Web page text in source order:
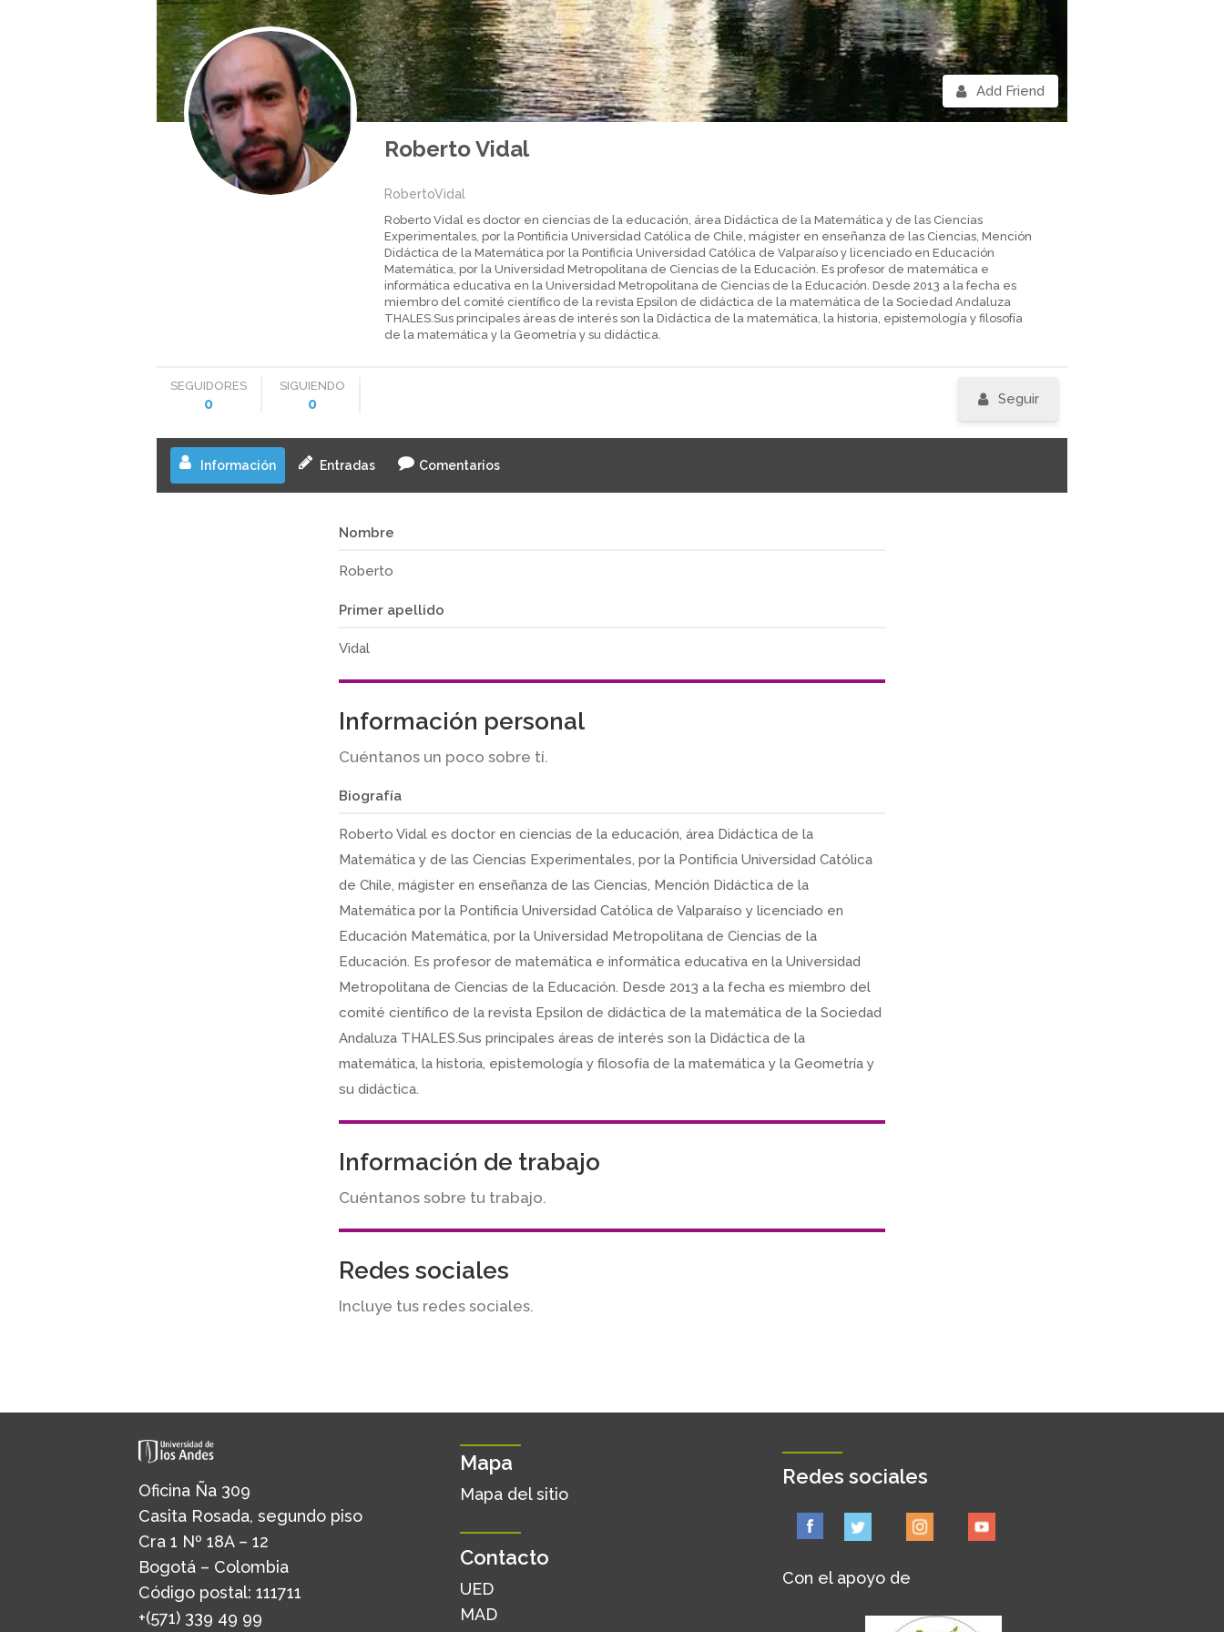
Add Friend
Roberto Vidal
RobertoVidal
Roberto Vidal es doctor en ciencias de la educación, área Didáctica de la Matemática y de las Ciencias
Experimentales, por la Pontificia Universidad Católica de Chile, mágister en enseñanza de las Ciencias, Mención
Didáctica de la Matemática por la Pontificia Universidad Católica de Valparaíso y licenciado en Educación
Matemática, por la Universidad Metropolitana de Ciencias de la Educación. Es profesor de matemática e
informática educativa en la Universidad Metropolitana de Ciencias de la Educación. Desde 2013 a la fecha es
miembro del comité científico de la revista Epsilon de didáctica de la matemática de la Sociedad Andaluza
THALES.Sus principales áreas de interés son la Didáctica de la matemática, la historia, epistemología y filosofía
de la matemática y la Geometría y su didáctica.
SEGUIDORES
0
SIGUIENDO
0 Seguir
Información Entradas Comentarios
Nombre
Roberto
Primer apellido
Vidal
Información personal
Cuéntanos un poco sobre tí.
Biografía
Roberto Vidal es doctor en ciencias de la educación, área Didáctica de la
Matemática y de las Ciencias Experimentales, por la Pontificia Universidad Católica
de Chile, mágister en enseñanza de las Ciencias, Mención Didáctica de la
Matemática por la Pontificia Universidad Católica de Valparaíso y licenciado en
Educación Matemática, por la Universidad Metropolitana de Ciencias de la
Educación. Es profesor de matemática e informática educativa en la Universidad
Metropolitana de Ciencias de la Educación. Desde 2013 a la fecha es miembro del
comité científico de la revista Epsilon de didáctica de la matemática de la Sociedad
Andaluza THALES.Sus principales áreas de interés son la Didáctica de la
matemática, la historia, epistemología y filosofía de la matemática y la Geometría y
su didáctica.
Información de trabajo
Cuéntanos sobre tu trabajo.
Redes sociales
Incluye tus redes sociales.
Oficina Ña 309
Casita Rosada, segundo piso
Cra 1 Nº 18A – 12
Bogotá – Colombia
Código postal: 111711
+(571) 339 49 99
Mapa
Mapa del sitio
Contacto
UED
MAD
Redes sociales
Con el apoyo de